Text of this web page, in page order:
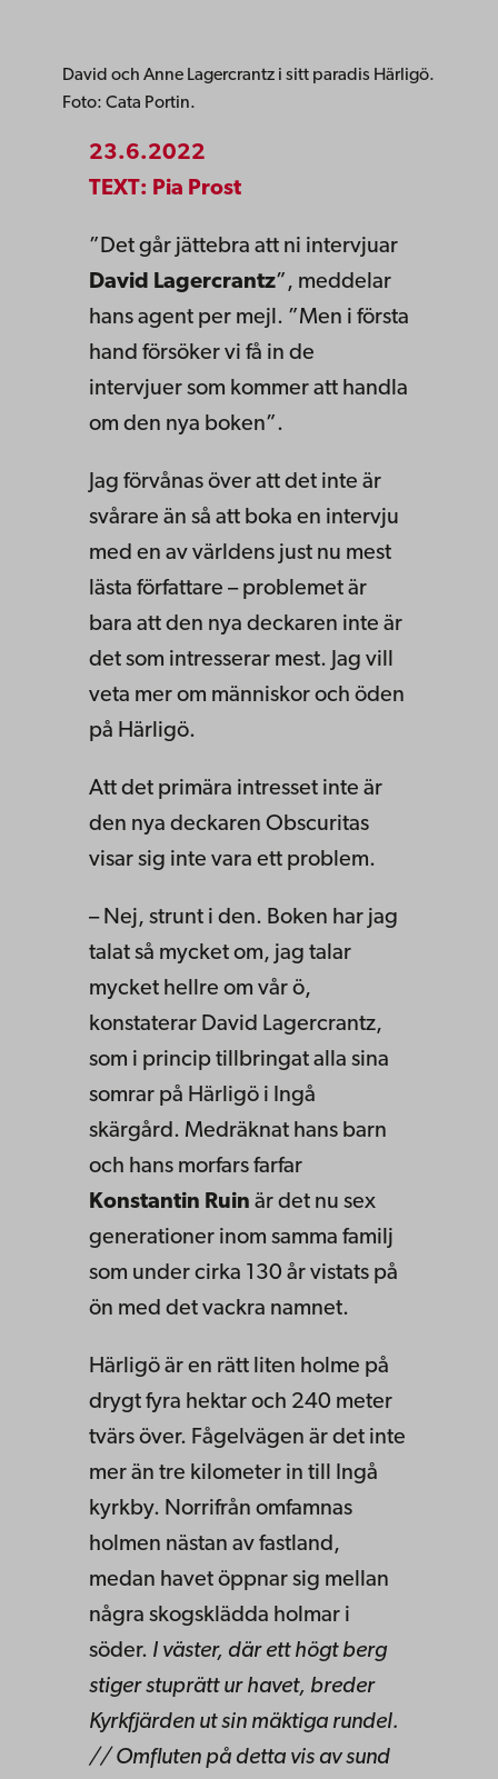
David och Anne Lagercrantz i sitt paradis Härligö.
Foto: Cata Portin.
23.6.2022
TEXT: Pia Prost
”Det går jättebra att ni intervjuar
David Lagercrantz”, meddelar
hans agent per mejl. ”Men i första
hand försöker vi få in de
intervjuer som kommer att handla
om den nya boken”.
Jag förvånas över att det inte är
svårare än så att boka en intervju
med en av världens just nu mest
lästa författare – problemet är
bara att den nya deckaren inte är
det som intresserar mest. Jag vill
veta mer om människor och öden
på Härligö.
Att det primära intresset inte är
den nya deckaren Obscuritas
visar sig inte vara ett problem.
– Nej, strunt i den. Boken har jag
talat så mycket om, jag talar
mycket hellre om vår ö,
konstaterar David Lagercrantz,
som i princip tillbringat alla sina
somrar på Härligö i Ingå
skärgård. Medräknat hans barn
och hans morfars farfar
Konstantin Ruin är det nu sex
generationer inom samma familj
som under cirka 130 år vistats på
ön med det vackra namnet.
Härligö är en rätt liten holme på
drygt fyra hektar och 240 meter
tvärs över. Fågelvägen är det inte
mer än tre kilometer in till Ingå
kyrkby. Norrifrån omfamnas
holmen nästan av fastland,
medan havet öppnar sig mellan
några skogsklädda holmar i
söder. I väster, där ett högt berg
stiger stuprätt ur havet, breder
Kyrkfjärden ut sin mäktiga rundel.
// Omfluten på detta vis av sund